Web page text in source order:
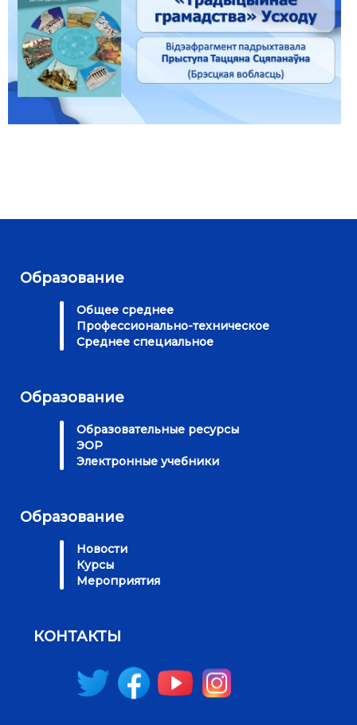
Образование
Общее среднее
Профессионально-техническое
Среднее специальное
Образование
Образовательные ресурсы
ЭОР
Электронные учебники
Образование
Новости
Курсы
Мероприятия
КОНТАКТЫ